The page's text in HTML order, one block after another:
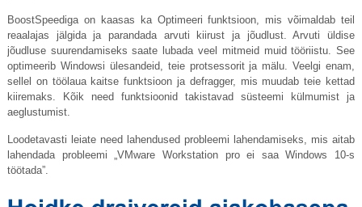
BoostSpeediga on kaasas ka Optimeeri funktsioon, mis võimaldab teil
reaalajas jälgida ja parandada arvuti kiirust ja jõudlust. Arvuti üldise
jõudluse suurendamiseks saate lubada veel mitmeid muid tööriistu. See
optimeerib Windowsi ülesandeid, teie protsessorit ja mälu. Veelgi enam,
sellel on töölaua kaitse funktsioon ja defragger, mis muudab teie kettad
kiiremaks. Kõik need funktsioonid takistavad süsteemi külmumist ja
aeglustumist.
Loodetavasti leiate need lahendused probleemi lahendamiseks, mis aitab
lahendada probleemi „VMware Workstation pro ei saa Windows 10-s
töötada”.